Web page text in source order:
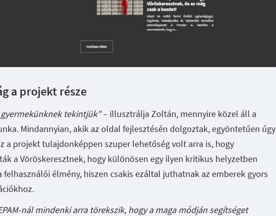
a projekt része
tekintjük"– illusztrálja Zoltán, mennyire közel áll a
Mindannyian, akik az oldal fejlesztésén dolgoztak, egyöntetűen úgy
a projekt tulajdonképpen szuper lehetőség volt arra is, hogy
a Vöröskeresztnek, hogy különösen egy ilyen kritikus helyzetben
felhasználói élmény, hiszen csakis ezáltal juthatnak az emberek gyors
nál mindenki arra törekszik, hogy a maga módján segítséget